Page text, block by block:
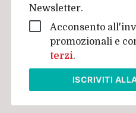
Newsletter.
Acconsento
promozionali e
terzi.
ISCRIVITI